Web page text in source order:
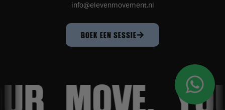
info@elevenmovement.nl
BOEK EEN SESSIE
MOVE.